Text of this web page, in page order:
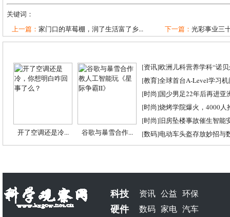
关键词：
上一篇： 家门口的草莓棚，润了生活富了乡... 下一篇： 光彩事业三
开了空调还是冷... 谷歌与暴雪合作...
[资讯]欧洲儿科营养学科“诺
[教育]全球首台A-Level学习
[时尚]国少男足22年后再进亚
[时尚]烧烤学院爆火，4000人
[时尚]旧房坠楼事故催生智能
[数码]电动车头盔存放妙招与
科技 资讯 公益 环保
硬件 数码 家电 汽车